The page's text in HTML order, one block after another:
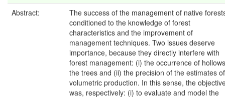
Abstract:
The success of the management of native
conditioned to the knowledge of forest
characteristics and the improvement of
management techniques. Two issues deserve
importance, because they directly interfere with
forest management: (i) the occurrence of
the trees and (ii) the precision of the estimates of
volumetric production. In this sense, the
was, respectively: (i) to evaluate and model the